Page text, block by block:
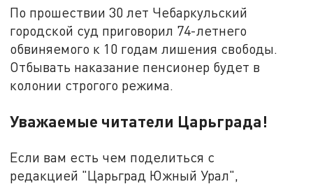
По прошествии 30 лет Чебаркульский
городской суд приговорил 74-летнего
обвиняемого к 10 годам лишения свободы.
Отбывать наказание пенсионер будет в
колонии строгого режима.
Уважаемые читатели Царьграда!
Если вам есть чем поделиться с
редакцией "Царьград Южный Урал",